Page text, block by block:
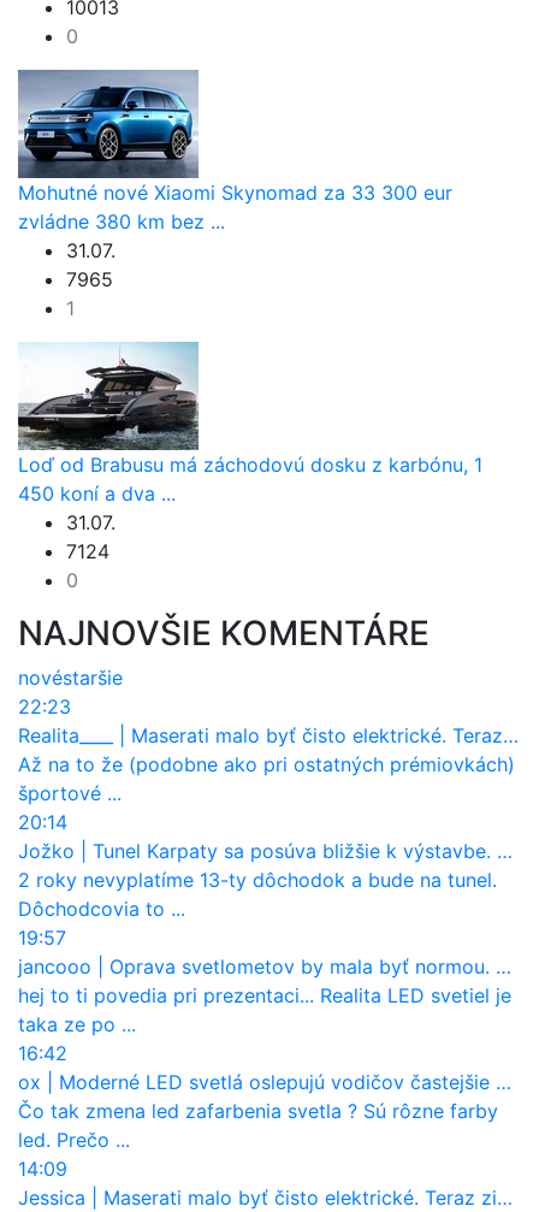
10013
0
Mohutné nové Xiaomi Skynomad za 33 300 eur
zvládne 380 km bez ...
31.07.
7965
1
Loď od Brabusu má záchodovú dosku z karbónu, 1
450 koní a dva ...
31.07.
7124
0
NAJNOVŠIE KOMENTÁRE
novéstaršie
22:23
Realita____
Maserati malo byť čisto elektrické. Teraz zisťuje, že potrebuje nový osemvalcový motor
Až na to že (podobne ako pri ostatných prémiovkách)
športové ...
20:14
Jožko
Tunel Karpaty sa posúva bližšie k výstavbe. NDS urobila dôležitý krok
2 roky nevyplatíme 13-ty dôchodok a bude na tunel.
Dôchodcovia to ...
19:57
jancooo
Oprava svetlometov by mala byť normou. Jeden nový dnes stojí priemerne 1251 eur!
hej to ti povedia pri prezentaci... Realita LED svetiel je
taka ze po ...
16:42
ox
Moderné LED svetlá oslepujú vodičov častejšie než staré halogény
Čo tak zmena led zafarbenia svetla ? Sú rôzne farby
led. Prečo ...
14:09
Jessica
Maserati malo byť čisto elektrické. Teraz zisťuje, že potrebuje nový osemvalcový motor